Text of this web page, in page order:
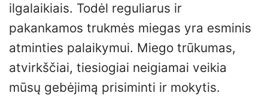
ilgalaikiais. Todėl reguliarus ir
pakankamos trukmės miegas yra esminis
atminties palaikymui. Miego trūkumas,
atvirkščiai, tiesiogiai neigiamai veikia
mūsų gebėjimą prisiminti ir mokytis.